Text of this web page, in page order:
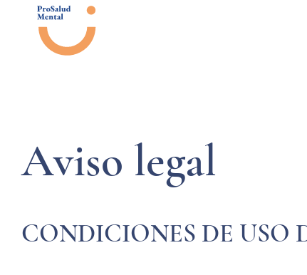
Aviso legal
CONDICIONES DE USO